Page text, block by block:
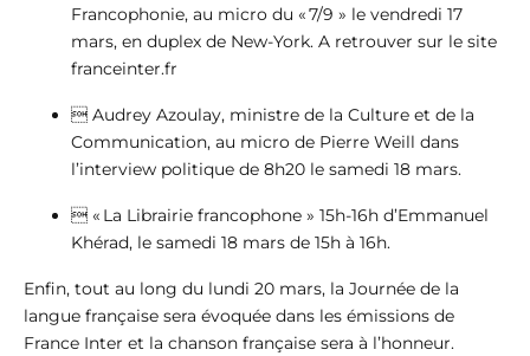
Francophonie, au micro du « 7/9 » le vendredi 17
mars, en duplex de New-York. A retrouver sur le site
franceinter.fr
 Audrey Azoulay, ministre de la Culture et de la
Communication, au micro de Pierre Weill dans
l’interview politique de 8h20 le samedi 18 mars.
 « La Librairie francophone » 15h-16h d’Emmanuel
Khérad, le samedi 18 mars de 15h à 16h.
Enfin, tout au long du lundi 20 mars, la Journée de la
langue française sera évoquée dans les émissions de
France Inter et la chanson française sera à l’honneur.